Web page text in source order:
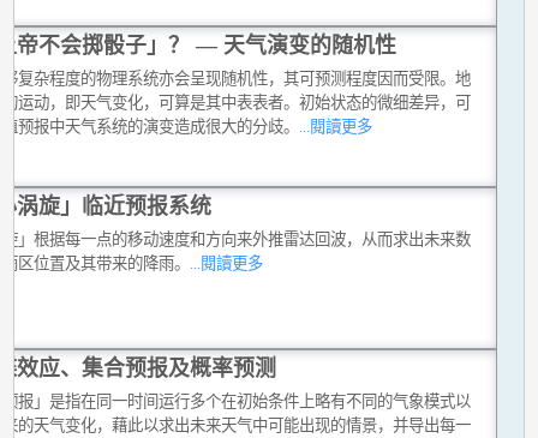
帝不会掷骰子」？ — 天气演变的随机性
复杂程度的物理系统亦会呈现随机性，其可预测程度因而受限。地
运动，即天气变化，可算是其中表表者。初始状态的微细差异，可
预报中天气系统的演变造成很大的分歧。
...閱讀更多
涡旋」临近预报系统
」根据每一点的移动速度和方向来外推雷达回波，从而求出未来数
区位置及其带来的降雨。 ...閱讀更多
效应、集合预报及概率预测
报」是指在同一时间运行多个在初始条件上略有不同的气象模式以
的天气变化，藉此以求出未来天气中可能出现的情景，并导出每一